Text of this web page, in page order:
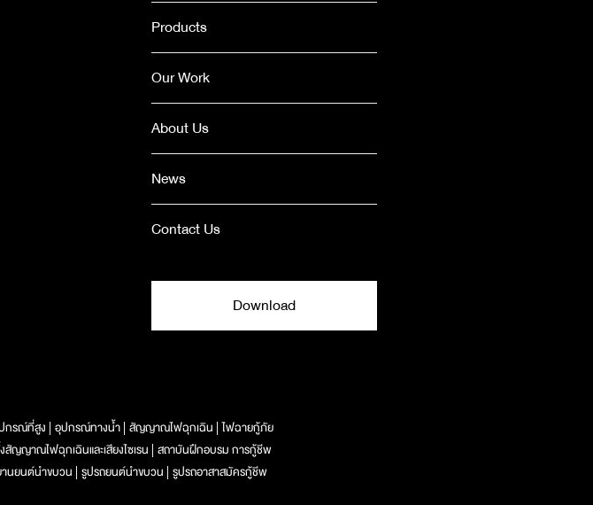
Products
Our Work
About Us
News
Contact Us
Download
กรณ์ที่สูง อุปกรณ์ทางน้ำ สัญญาณไฟฉุกเฉิน ไฟฉายกู้ภัย
ญญาณไฟฉุกเฉินและเสียงไซเรน สถาบันฝึกอบรม การกู้ชีพ
นยนต์นำขบวน รูปรถยนต์นำขบวน รูปรถอาสาสมัครกู้ชีพ